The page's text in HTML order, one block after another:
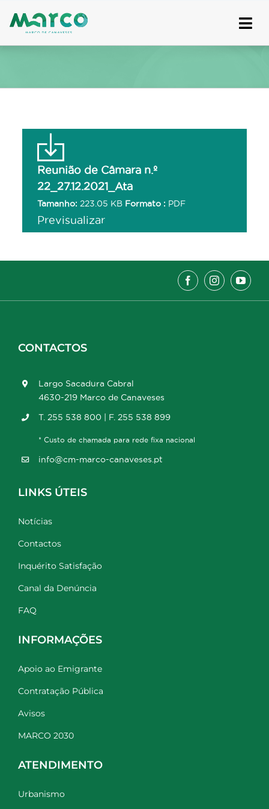
to
Reunião de Câmara n.º
22_27.12.2021_Ata
Tamanho: 223.05 KB Formato : PDF
Previsualizar
CONTACTOS
Largo Sacadura Cabral
4630-219 Marco de Canaveses
T. 255 538 800 | F. 255 538 899
* Custo de chamada para rede fixa nacional
info@cm-marco-canaveses.pt
LINKS ÚTEIS
Notícias
Contactos
Inquérito Satisfação
Canal da Denúncia
FAQ
INFORMAÇÕES
Apoio ao Emigrante
Contratação Pública
Avisos
MARCO 2030
ATENDIMENTO
Urbanismo